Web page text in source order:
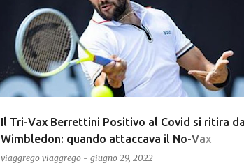
Il Tri-Vax Berrettini Positivo al Covid si ritira da
Wimbledon: quando attaccava il No-Vax
Djokovic ve lo ricordate?
viaggrego viaggrego - giugno 29, 2022